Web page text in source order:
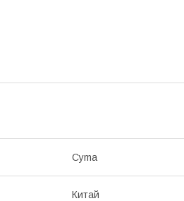
Cyma
Китай